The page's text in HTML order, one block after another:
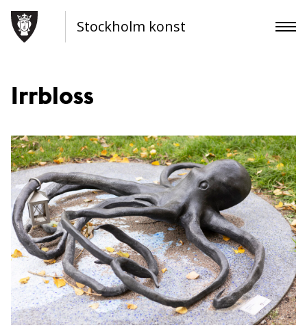
Stockholm konst
Irrbloss